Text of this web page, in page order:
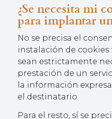
¿Se necesita mi
para implantar
No se precisa el
instalación de cookies
sean estrictamente
prestación de un
la información
el destinatario.
Para el resto, sí se